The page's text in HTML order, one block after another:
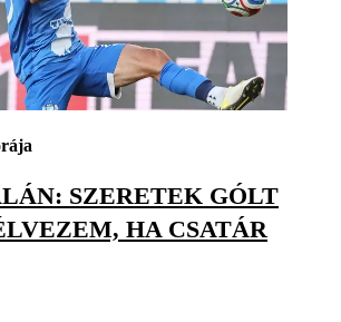
SZERETEK GÓLT
HA CSATÁR